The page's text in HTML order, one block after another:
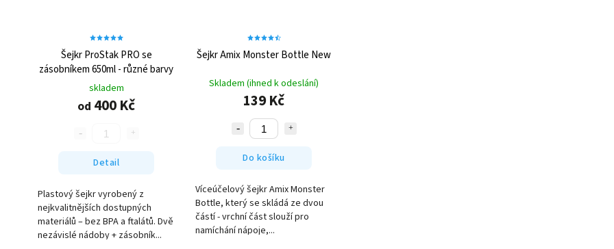
Šejkr ProStak PRO se
zásobníkem 650ml - různé barvy
skladem
od 400 Kč
Detail
Plastový šejkr vyrobený z
nejkvalitnějších dostupných
materiálů – bez BPA a ftalátů. Dvě
nezávislé nádoby + zásobník...
Šejkr Amix Monster Bottle New
Skladem (ihned k odeslání)
139 Kč
Do košíku
Víceúčelový šejkr Amix Monster
Bottle, který se skládá ze dvou
částí - vrchní část slouží pro
namíchání nápoje,...